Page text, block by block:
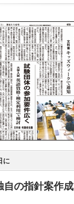
に
の指針案作成